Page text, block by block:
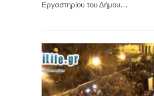
Εργαστηρίου του Δήμου…